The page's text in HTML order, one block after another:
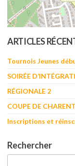
ARTICLES
Tournois Jeunes
SOIRÉE
RÉGIONALE 2
COUPE DE
Inscriptions et
Rechercher